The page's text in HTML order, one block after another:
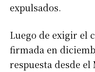
expulsados.
Luego de exigir el
firmada en
respuesta desde